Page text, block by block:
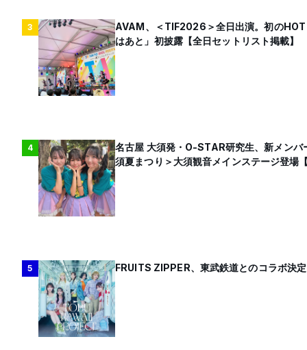
3
AVAM、＜TIF2026＞全日出演。初の
はあと」初披露【全日セットリスト掲載】
4
名古屋 大須発・O-STAR研究生、新メン
須夏まつり＞大須観音メインステージ登場
5 FRUITS ZIPPER、東武鉄道とのコラボ決定